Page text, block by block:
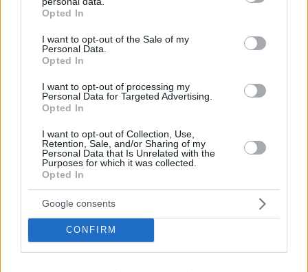
grant or deny consent to Google and its third-party tags to
use your data for below specified purposes in below Google
consent section.
Opted In
I want to opt-out of the Sale of my
Personal Data.
Opted In
I want to opt-out of processing my
Personal Data for Targeted Advertising.
Opted In
I want to opt-out of Collection, Use,
Retention, Sale, and/or Sharing of my
Personal Data that Is Unrelated with the
Purposes for which it was collected.
Opted In
Google consents
CONFIRM